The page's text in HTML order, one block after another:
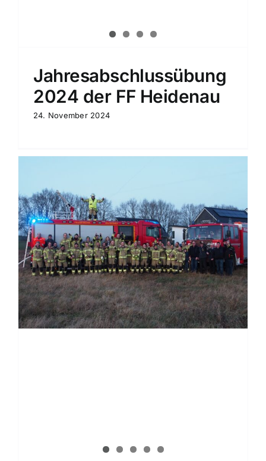
Jahresabschlussübung
2024 der FF Heidenau
24. November 2024